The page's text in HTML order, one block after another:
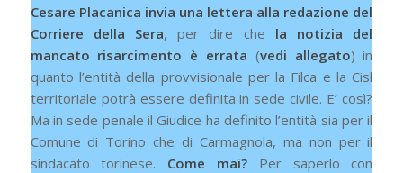
Cesare Placanica invia una lettera alla redazione del
Corriere della Sera, per dire che la notizia del
mancato risarcimento è errata (vedi allegato) in
quanto l’entità della provvisionale per la Filca e la Cisl
territoriale potrà essere definita in sede civile. E’ così?
Ma in sede penale il Giudice ha definito l’entità sia per il
Comune di Torino che di Carmagnola, ma non per il
sindacato torinese. Come mai? Per saperlo con